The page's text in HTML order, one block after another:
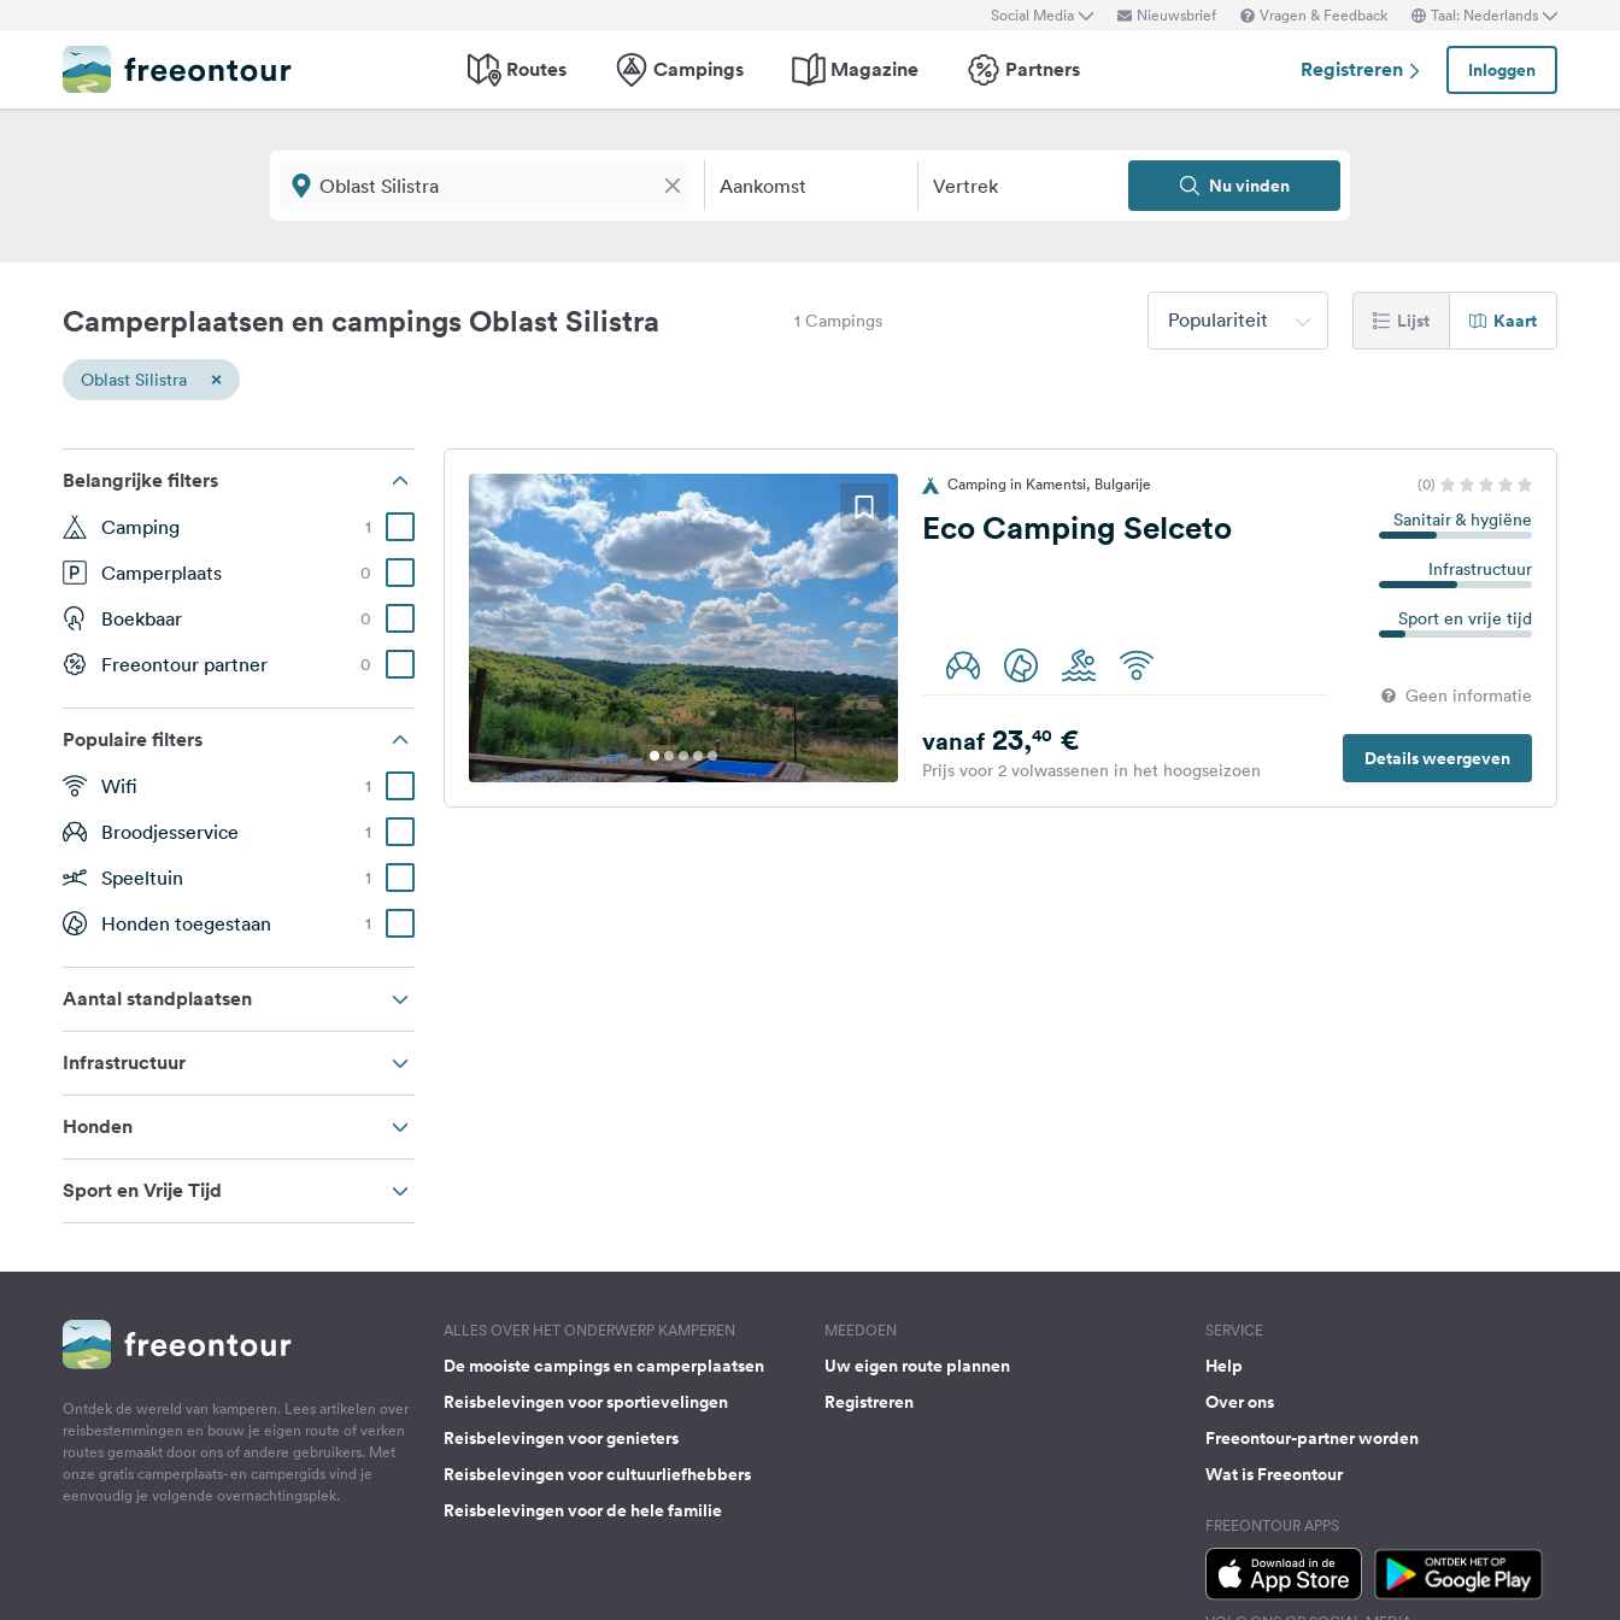
Social Media Nieuwsbrief Vragen & Feedback Taal: Nederlands
Routes Campings Magazine Partners Registreren Inloggen
Aankomst Vertrek Nu vinden
Camperplaatsen en campings Oblast Silistra 1 Campings Populariteit Lijst Kaart
Oblast Silistra ×
Belangrijke filters
Camping 1
Camperplaats 0
Boekbaar 0
Freeontour partner 0
Populaire filters
Wifi 1
Broodjesservice 1
Speeltuin 1
Honden toegestaan 1
Aantal standplaatsen
Infrastructuur
Honden
Sport en Vrije Tijd
Camping in Kamentsi, Bulgarije (0)
Eco Camping Selceto Sanitair & hygiëne
Infrastructuur
Sport en vrije tijd
Geen informatie
Details weergeven
vanaf23,40€
Prijs voor 2 volwassenen in het hoogseizoen
Ontdek de wereld van kamperen. Lees artikelen over
reisbestemmingen en bouw je eigen route of verken
routes gemaakt door ons of andere gebruikers. Met
onze gratis camperplaats- en campergids vind je
eenvoudig je volgende overnachtingsplek.
ALLES OVER HET ONDERWERP KAMPEREN
De mooiste campings en camperplaatsen
Reisbelevingen voor sportievelingen
Reisbelevingen voor genieters
Reisbelevingen voor cultuurliefhebbers
Reisbelevingen voor de hele familie
MEEDOEN
Uw eigen route plannen
Registreren
SERVICE
Help
Over ons
Freeontour-partner worden
Wat is Freeontour
FREEONTOUR APPS